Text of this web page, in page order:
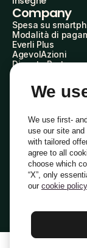
Company
Spesa su
Modalità di
Everli Plus
AgevolAzioni
Diventa Partner
Everli Shoppers
About Us
Everli News
Domande
Lavora con noi
Diventa Shopper
Investitori
Indirizzo PEC:
We
We use first-
use our site and
with tailored
agree to all
choose which
“X”, only
our cookie policy